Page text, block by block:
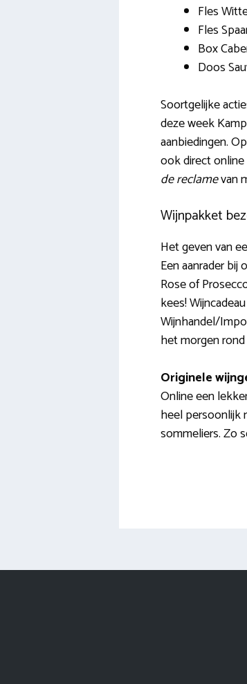
Fles
Fles
Box
Doos
Soortgelijke
deze week
aanbiedingen.
ook direct
de reclamevan
Wijnpakket
Het geven van
Een aanrader bij
Rose of
kees!
Wijnhandel/
het morgen
Originele
Online een
heel persoonlijk
sommeliers. Zo